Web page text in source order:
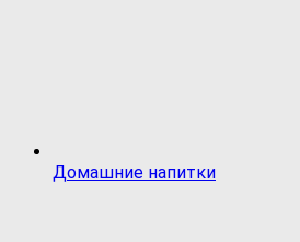
Домашние напитки